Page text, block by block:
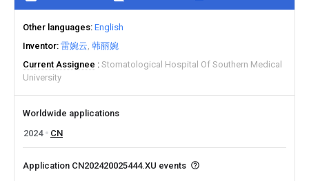
Other languages English
Inventor 雷婉云 韩丽婉
Current Assignee
Stomatological Hospital Of Southern Medical
University
Worldwide applications
2024
CN
Application CN202420025444.XU events